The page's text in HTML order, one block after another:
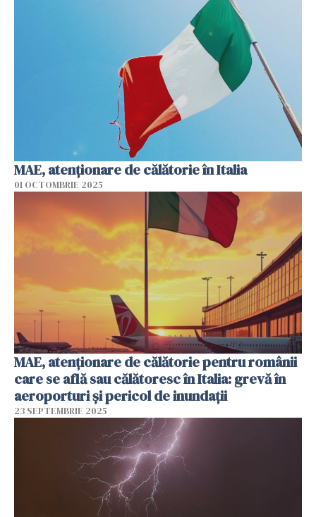
MAE, atenţionare de călătorie în Italia
01 OCTOMBRIE 2025
MAE, atenționare de călătorie pentru românii
care se află sau călătoresc în Italia: grevă în
aeroporturi şi pericol de inundaţii
23 SEPTEMBRIE 2025